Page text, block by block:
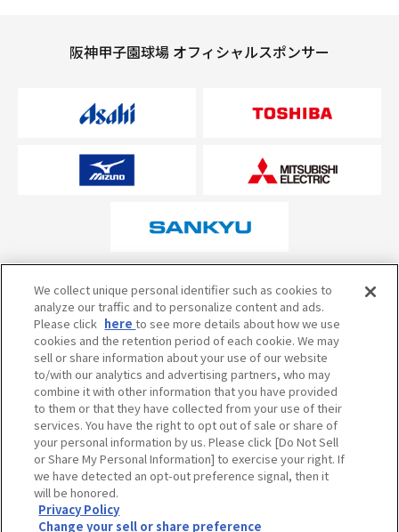
阪神甲子園球場 オフィシャルスポンサー
オフィシャルスポンサーについて
当サイトのご利用にあたって
個人情報の取り扱い
試合の予定・状況・結果のお問い合わせ
阪神甲子園球場テレフォンサービス
050-5527-2512
We collect unique personal identifier such as cookies to
analyze our traffic and to personalize content and ads.
Please click hereto see more details about how we use
cookies and the retention period of each cookie. We may
sell or share information about your use of our website
to/with our analytics and advertising partners, who may
combine it with other information that you have provided
to them or that they have collected from your use of their
services. You have the right to opt out of sale or share of
your personal information by us. Please click [Do Not Sell
or Share My Personal Information] to exercise your right. If
we have detected an opt-out preference signal, then it
will be honored.
Privacy Policy
Change your sell or share preference